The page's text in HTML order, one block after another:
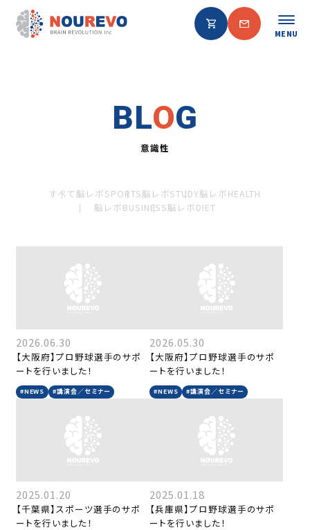
MENU
BLOG
意識性
すべて脳レボSPORTS脳レボSTUDY脳レボHEALTH
脳レボBUSINESS脳レボDIET
2026.06.30
【大阪府】プロ野球選手のサポ
ートを行いました！
#NEWS #講演会／セミナー
2026.05.30
【大阪府】プロ野球選手のサポ
ートを行いました！
#NEWS #講演会／セミナー
2025.01.20
【千葉県】スポーツ選手のサポ
ートを行いました！
2025.01.18
【兵庫県】プロ野球選手のサポ
ートを行いました！